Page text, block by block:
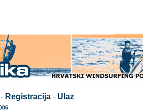
Registracija- Ulaz